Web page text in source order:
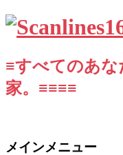
≡すべてのあな
家。≡≡≡≡
メインメニュー